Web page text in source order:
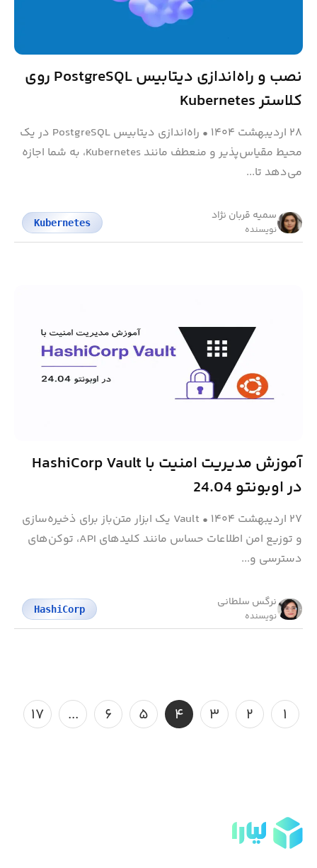
نصب و راه‌اندازی دیتابیس PostgreSQL روی
کلاستر Kubernetes
۲۸ اردیبهشت ۱۴۰۴ •
راه‌اندازی دیتابیس PostgreSQL در یک
محیط مقیاس‌پذیر و منعطف مانند Kubernetes، به شما اجازه
می‌دهد تا...
سمیه قربان نژاد
نویسنده
Kubernetes
آموزش مدیریت امنیت با HashiCorp Vault
در اوبونتو 24.04
۲۷ اردیبهشت ۱۴۰۴ •
Vault یک ابزار متن‌باز برای ذخیره‌سازی
و توزیع امن اطلاعات حساس مانند کلیدهای API، توکن‌های
دسترسی و...
نرگس سلطانی
نویسنده
HashiCorp
۱ ۲ ۳ ۴ ۵ ۶ ... ۱۷